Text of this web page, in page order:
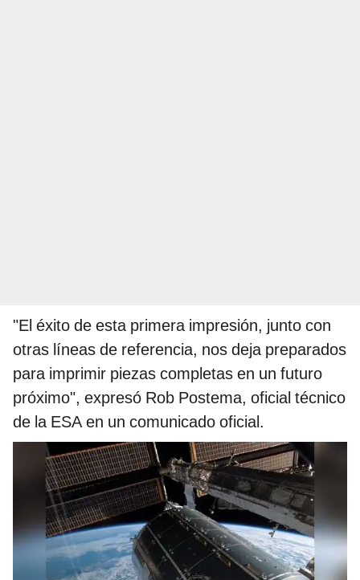
"El éxito de esta primera impresión, junto con
otras líneas de referencia, nos deja preparados
para imprimir piezas completas en un futuro
próximo", expresó Rob Postema, oficial técnico
de la ESA en un comunicado oficial.